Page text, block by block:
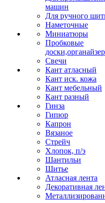
машин
Для ручного
Наметочные
Миниатюры
Пробковые
Свечи
Кант атласный
Кант иск. кожа
Кант мебельный
Кант разный
Гинза
Гипюр
Капрон
Вязаное
Стрейч
Хлопок, п/э
Шантильи
Шитье
Атласная лента
Декоративная